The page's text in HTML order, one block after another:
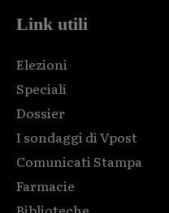
Link utili
Elezioni
Speciali
Dossier
I sondaggi di Vpost
Comunicati Stampa
Farmacie